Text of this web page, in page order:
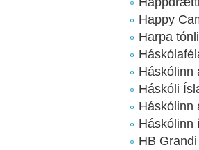
Happy
Harpa
Háskólinn
Háskóli
Háskólinn
Háskólinn
HB Grandi